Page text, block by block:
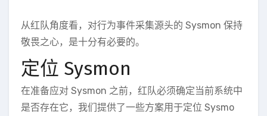
从红队角度看，对行为事件采集源头的 Sysmon 保持
敬畏之心，是十分有必要的。
定位 Sysmon
在准备应对 Sysmon 之前，红队必须确定当前系统中
是否存在它，我们提供了一些方案用于定位 Sysmo